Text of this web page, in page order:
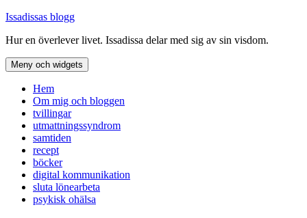
Hoppa
innehåll
Issadissas blogg
Hur en överlever livet. Issadissa delar med sig av sin visdom.
Meny och widgets
Hem
Om mig och bloggen
tvillingar
utmattningssyndrom
samtiden
recept
böcker
digital kommunikation
sluta lönearbeta
psykisk ohälsa